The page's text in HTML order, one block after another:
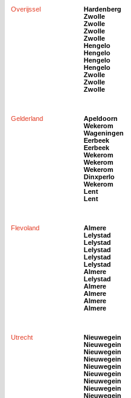
Overijssel Hardenberg
Zwolle
Zwolle
Zwolle
Zwolle
Hengelo
Hengelo
Hengelo
Hengelo
Zwolle
Zwolle
Zwolle
Gelderland Apeldoorn
Wekerom
Wageningen
Eerbeek
Eerbeek
Wekerom
Wekerom
Wekerom
Dinxperlo
Wekerom
Lent
Lent
Flevoland Almere
Lelystad
Lelystad
Lelystad
Lelystad
Lelystad
Almere
Lelystad
Almere
Almere
Almere
Almere
Utrecht Nieuwegein
Nieuwegein
Nieuwegein
Nieuwegein
Nieuwegein
Nieuwegein
Nieuwegein
Nieuwegein
Nieuwegein